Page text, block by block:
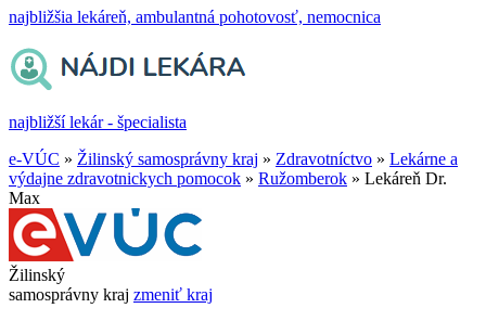
najbližšia lekáreň, ambulantná pohotovosť, nemocnica
najbližší lekár - špecialista
e-VÚC » Žilinský samosprávny kraj » Zdravotníctvo » Lekárne a
výdajne zdravotnickych pomocok » Ružomberok » Lekáreň Dr.
Max
Žilinský
samosprávny kraj zmeniť kraj